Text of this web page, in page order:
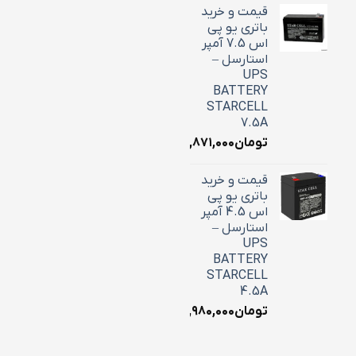
قیمت و خرید
باتری یو پی
اس 7.5 آمپر
استارسل –
UPS
BATTERY
STARCELL
7.5A
تومان۲,۸۷۱,۰۰۰
قیمت و خرید
باتری یو پی
اس 4.5 آمپر
استارسل –
UPS
BATTERY
STARCELL
4.5A
تومان۱,۹۸۰,۰۰۰